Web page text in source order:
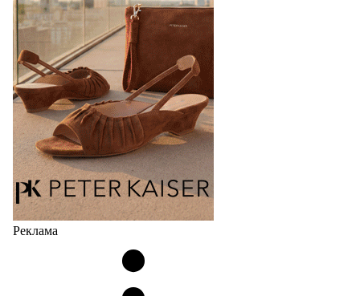
Реклама